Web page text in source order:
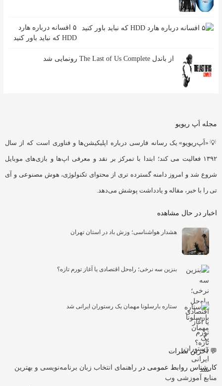
۵ افسانه درباره هارد
HDD که نباید باور کنید
از باندل The Last of Us Complete رونمایی شد
مجله اَپ ریویو
💡«اَپ‌ریویو» یک رسانه فارسی درباره اپلیکیشن‌ها و فناوری است که از سال
۱۳۹۲ فعالیت می کند؛ ابتدا با تمرکز بر نقد و معرفی اپ‌ها و بازی‌های موبایل
شروع شد و امروز دامنه گسترده تری از محتوای تکنولوژی، هوش مصنوعی و آی
تی را با خبر، مقاله و یادداشت پوشش می‌دهد.
اخبار در حال مشاهده
هشدار هواشناسی؛ وزش باد در استان تهران
بنزین سه نرخی؛ راه‌حل اقتصادی یا آغاز تورم تازه؟
ستاره بارسلونا مهمان یک رستوران ایرانی شد
💬 آخرین نظرات
کارشناس روابط عمومی در راهنمای انتخاب زبان برنامه‌نویسی و بهترین
منابع آموزشی وب